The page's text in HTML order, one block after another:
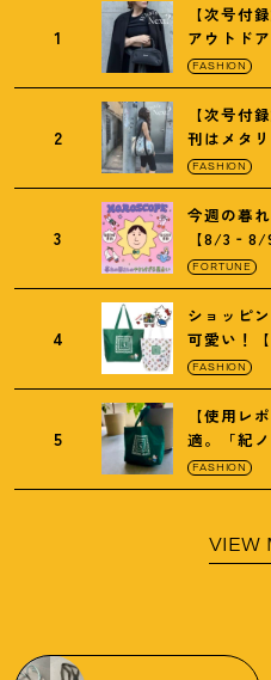
1
【次号付
アウトド
トの黒ショ
FASHION
2
【次号付
刊はメタ
の保冷バッ
FASHION
3
今週の暮
【8/3‐8/
FORTUNE
4
ショッピ
可愛い ！
ノ国屋バッ
FASHION
5
【使用レ
適。「紀
がガシガ
FASHION
VIEW